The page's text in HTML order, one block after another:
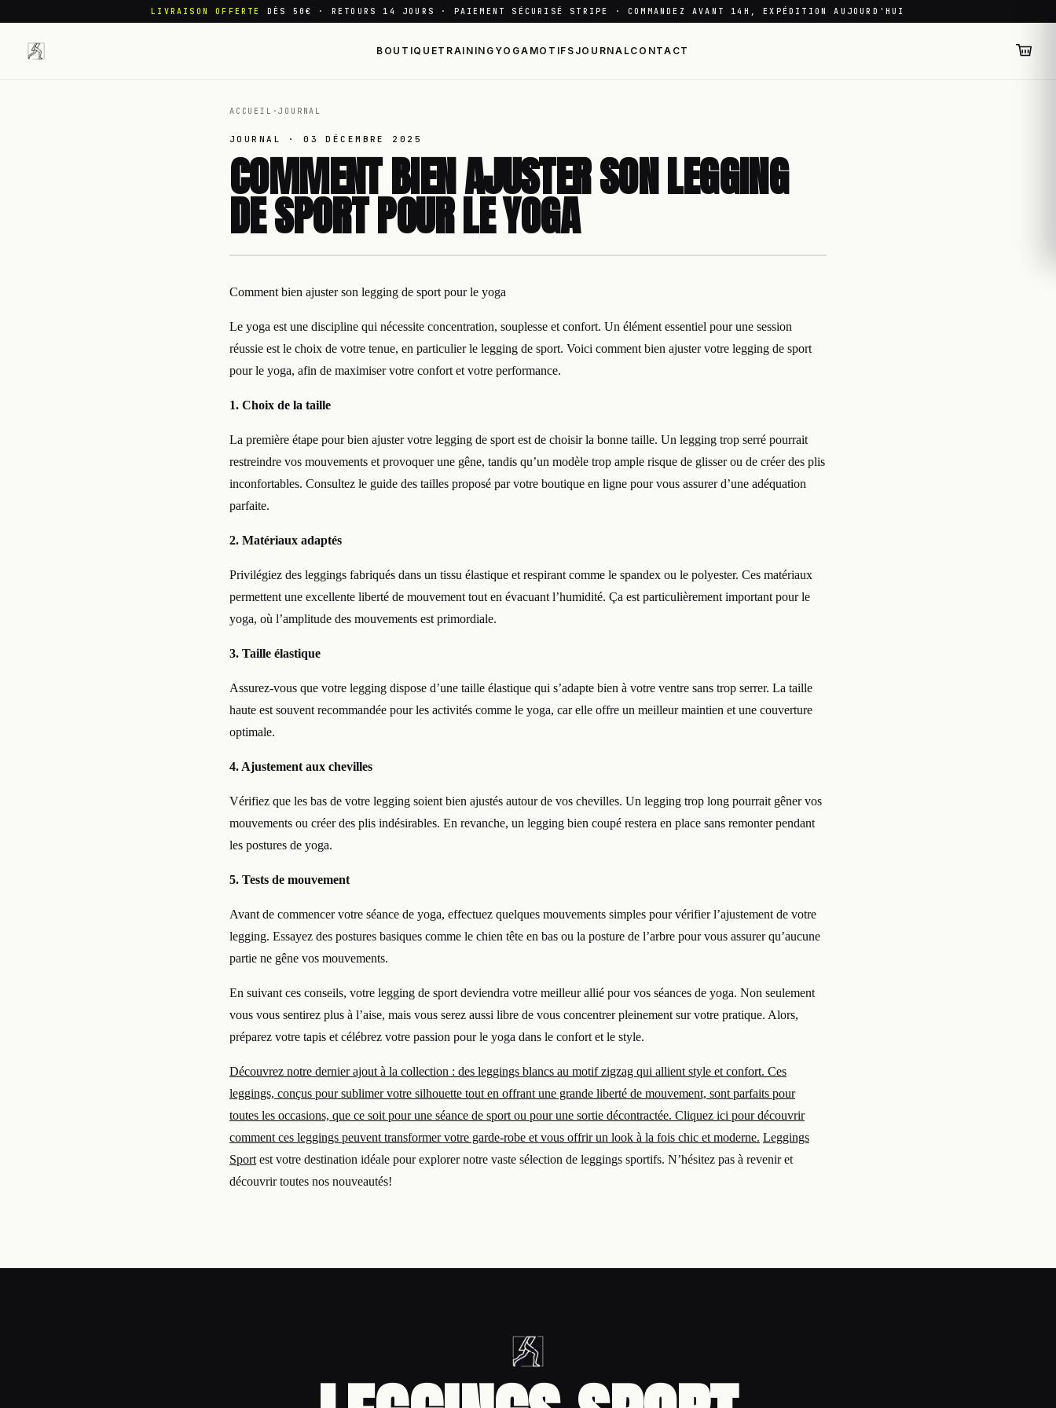
LIVRAISON OFFERTE DÈS 50€ · RETOURS 14 JOURS · PAIEMENT SÉCURISÉ STRIPE · COMMANDEZ AVANT 14H, EXPÉDITION AUJOURD'HUI
BOUTIQUETRAINING YOGA MOTIFS JOURNALCONTACT
ACCUEIL ·JOURNAL
JOURNAL ·03 DÉCEMBRE 2025
COMMENT BIEN AJUSTER SON LEGGING
DE SPORT POUR LE YOGA
Comment bien ajuster son legging de sport pour le yoga
Le yoga est une discipline qui nécessite concentration, souplesse et confort. Un élément essentiel pour une session
réussie est le choix de votre tenue, en particulier le legging de sport. Voici comment bien ajuster votre legging de sport
pour le yoga, afin de maximiser votre confort et votre performance.
1. Choix de la taille
La première étape pour bien ajuster votre legging de sport est de choisir la bonne taille. Un legging trop serré pourrait
restreindre vos mouvements et provoquer une gêne, tandis qu’un modèle trop ample risque de glisser ou de créer des plis
inconfortables. Consultez le guide des tailles proposé par votre boutique en ligne pour vous assurer d’une adéquation
parfaite.
2. Matériaux adaptés
Privilégiez des leggings fabriqués dans un tissu élastique et respirant comme le spandex ou le polyester. Ces matériaux
permettent une excellente liberté de mouvement tout en évacuant l’humidité. Ça est particulièrement important pour le
yoga, où l’amplitude des mouvements est primordiale.
3. Taille élastique
Assurez-vous que votre legging dispose d’une taille élastique qui s’adapte bien à votre ventre sans trop serrer. La taille
haute est souvent recommandée pour les activités comme le yoga, car elle offre un meilleur maintien et une couverture
optimale.
4. Ajustement aux chevilles
Vérifiez que les bas de votre legging soient bien ajustés autour de vos chevilles. Un legging trop long pourrait gêner vos
mouvements ou créer des plis indésirables. En revanche, un legging bien coupé restera en place sans remonter pendant
les postures de yoga.
5. Tests de mouvement
Avant de commencer votre séance de yoga, effectuez quelques mouvements simples pour vérifier l’ajustement de votre
legging. Essayez des postures basiques comme le chien tête en bas ou la posture de l’arbre pour vous assurer qu’aucune
partie ne gêne vos mouvements.
En suivant ces conseils, votre legging de sport deviendra votre meilleur allié pour vos séances de yoga. Non seulement
vous vous sentirez plus à l’aise, mais vous serez aussi libre de vous concentrer pleinement sur votre pratique. Alors,
préparez votre tapis et célébrez votre passion pour le yoga dans le confort et le style.
Découvrez notre dernier ajout à la collection : des leggings blancs au motif zigzag qui allient style et confort. Ces
leggings, conçus pour sublimer votre silhouette tout en offrant une grande liberté de mouvement, sont parfaits pour
toutes les occasions, que ce soit pour une séance de sport ou pour une sortie décontractée. Cliquez ici pour découvrir
comment ces leggings peuvent transformer votre garde-robe et vous offrir un look à la fois chic et moderne. Leggings
Sport est votre destination idéale pour explorer notre vaste sélection de leggings sportifs. N’hésitez pas à revenir et
découvrir toutes nos nouveautés!